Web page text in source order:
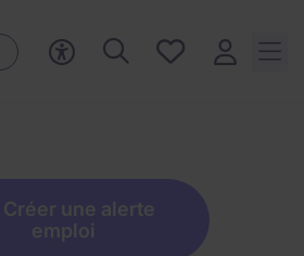
Mes offres, 0
Créer une alerte
emploi